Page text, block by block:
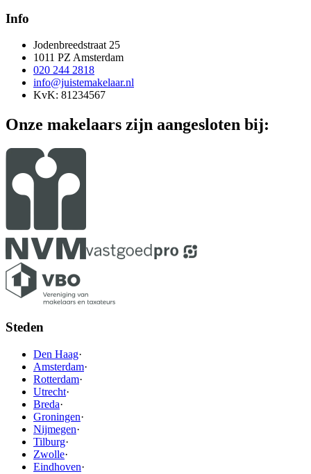
Info
Jodenbreedstraat 25
1011 PZ Amsterdam
020 244 2818
info@juistemakelaar.nl
KvK: 81234567
Onze makelaars zijn aangesloten bij:
Steden
Den Haag·
Amsterdam·
Rotterdam·
Utrecht·
Breda·
Groningen·
Nijmegen·
Tilburg·
Zwolle·
Eindhoven·